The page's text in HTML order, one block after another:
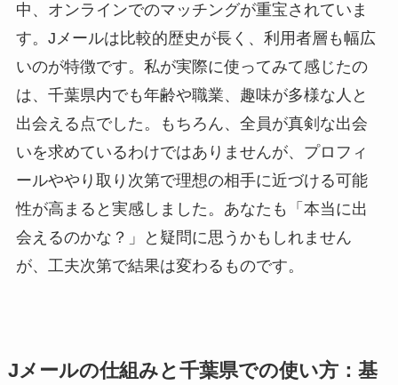
中、オンラインでのマッチングが重宝されていま
す。Jメールは比較的歴史が長く、利用者層も幅広
いのが特徴です。私が実際に使ってみて感じたの
は、千葉県内でも年齢や職業、趣味が多様な人と
出会える点でした。もちろん、全員が真剣な出会
いを求めているわけではありませんが、プロフィ
ールややり取り次第で理想の相手に近づける可能
性が高まると実感しました。あなたも「本当に出
会えるのかな？」と疑問に思うかもしれません
が、工夫次第で結果は変わるものです。
Jメールの仕組みと千葉県での使い方：基